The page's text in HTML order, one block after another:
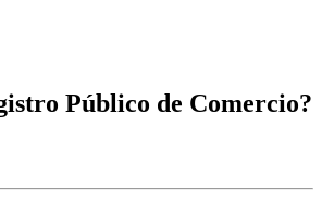
Público de Comercio?